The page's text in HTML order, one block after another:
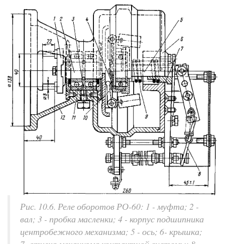
Рис. 10.6. Реле оборотов РО-60: 1 - муфта; 2 -
вал; 3 - пробка масленки; 4 - корпус подшипника
центробежного механизма; 5 - ось; 6- крышка;